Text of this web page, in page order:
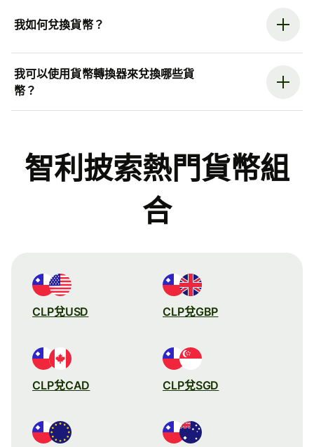
我如何兌換貨幣？
我可以使用貨幣轉換器來兌換哪些貨
幣？
智利披索熱門貨幣組
合
CLP兌USD CLP兌GBP
CLP兌CAD CLP兌SGD